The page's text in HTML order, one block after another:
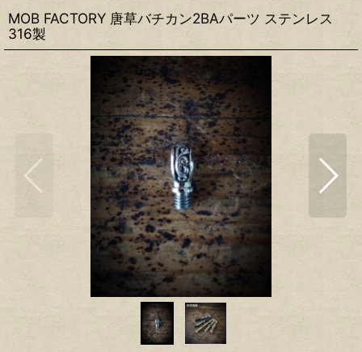
MOB FACTORY 唐草バチカン2BAパーツ ステンレス
316製